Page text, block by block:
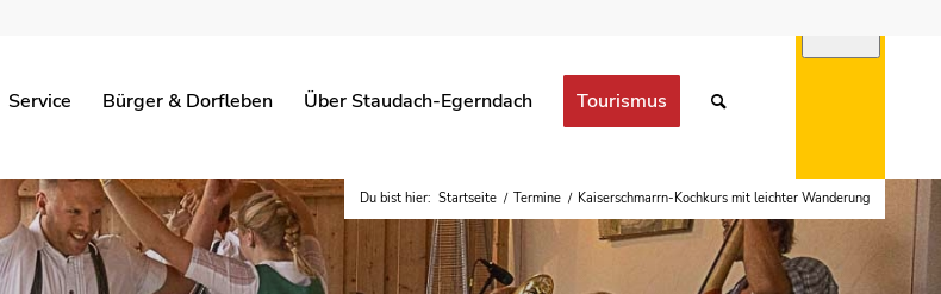
Service Bürger & Dorfleben Über Staudach-Egerndach Tourismus
Du bist hier: Startseite / Termine / Kaiserschmarrn-Kochkurs mit leichter Wanderung